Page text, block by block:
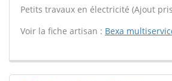
Petits travaux en électricité (Ajout
Voir la fiche artisan : Bexa